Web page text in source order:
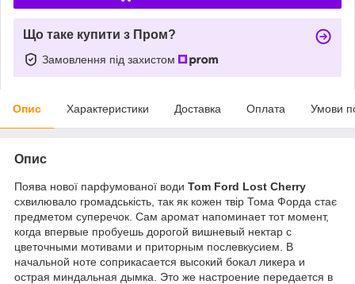
Що таке купити з Пром?
Замовлення під захистом
Опис Характеристики Доставка Оплата Умови
Опис
Поява нової парфумованої води Tom Ford Lost Cherry
схвилювало громадськість, так як кожен твір Тома Форда стає
предметом суперечок. Сам аромат напоминает тот момент,
когда впервые пробуешь дорогой вишневый нектар с
цветочными мотивами и приторным послевкусием. В
начальной ноте соприкасается высокий бокал ликера и
острая миндальная дымка. Это же настроение передается в